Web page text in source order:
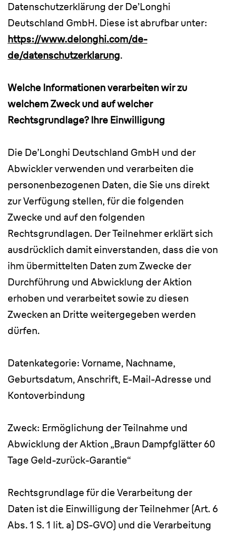
Datenschutzerklärung der De’Longhi
Deutschland GmbH. Diese ist abrufbar unter:
https://www.delonghi.com/de-
de/datenschutzerklarung.
Welche Informationen verarbeiten wir zu
welchem Zweck und auf welcher
Rechtsgrundlage? Ihre Einwilligung
Die De’Longhi Deutschland GmbH und der
Abwickler verwenden und verarbeiten die
personenbezogenen Daten, die Sie uns direkt
zur Verfügung stellen, für die folgenden
Zwecke und auf den folgenden
Rechtsgrundlagen. Der Teilnehmer erklärt sich
ausdrücklich damit einverstanden, dass die von
ihm übermittelten Daten zum Zwecke der
Durchführung und Abwicklung der Aktion
erhoben und verarbeitet sowie zu diesen
Zwecken an Dritte weitergegeben werden
dürfen.
Datenkategorie: Vorname, Nachname,
Geburtsdatum, Anschrift, E-Mail-Adresse und
Kontoverbindung
Zweck: Ermöglichung der Teilnahme und
Abwicklung der Aktion „Braun Dampfglätter 60
Tage Geld-zurück-Garantie“
Rechtsgrundlage für die Verarbeitung der
Daten ist die Einwilligung der Teilnehmer (Art. 6
Abs. 1 S. 1 lit. a) DS-GVO) und die Verarbeitung